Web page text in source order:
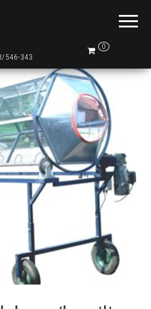
546-343
0